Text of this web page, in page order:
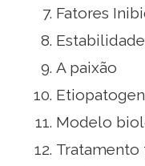
Fatores
A paixão
Modelo
Tratamento